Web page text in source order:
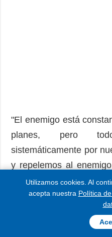
"El enemigo está
planes, pero
sistemáticamente por
y repelemos al
días", enfatizó
Aerotransportado.
Foto ilustrativa: Servicio
Utilizamos cookies. Al
acepta nuestra Política